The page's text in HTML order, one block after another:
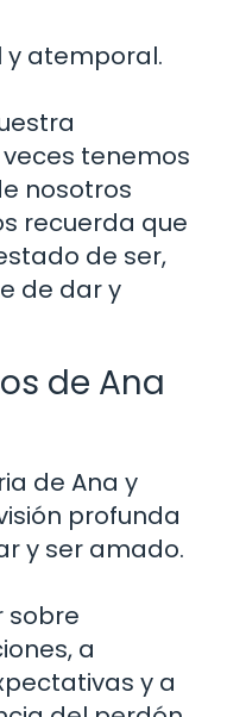
y atemporal.
tenemos
nosotros
recuerda que
de ser,
de dar y
de Ana
de Ana y
profunda
y ser amado.
sobre
a
y a